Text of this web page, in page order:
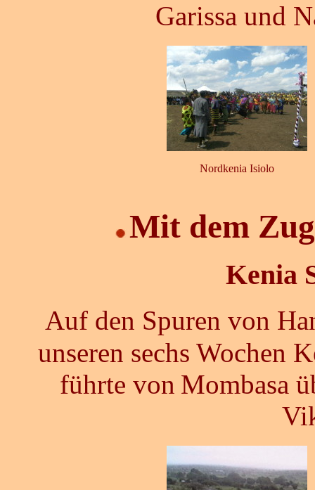
Garissa und
Nordkenia Isiolo
Mit dem Zug
Kenia
Auf den Spuren von
unseren sechs Wochen
führte von Mombasa